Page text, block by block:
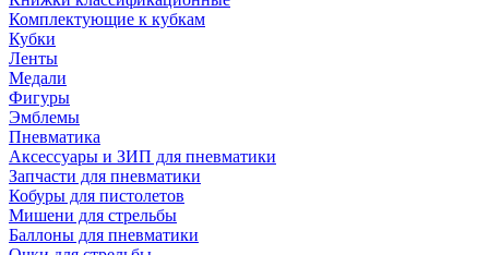
Комплектующие к кубкам
Кубки
Ленты
Медали
Фигуры
Эмблемы
Пневматика
Аксессуары и ЗИП для пневматики
Запчасти для пневматики
Кобуры для пистолетов
Мишени для стрельбы
Баллоны для пневматики